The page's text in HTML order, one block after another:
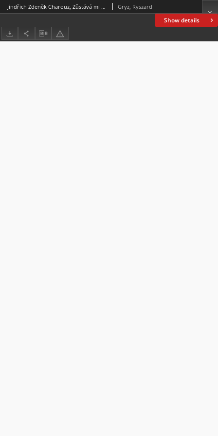
Show details
Jindřich Zdeněk Charouz, Zůstává mi však milost Boží.Život a internace biskupa-vyznavače Josefa Karla Matochy (1888–1961),Karmelitánské nakladatelství, Praha 2022, ss. 318 Gryz, Ryszard